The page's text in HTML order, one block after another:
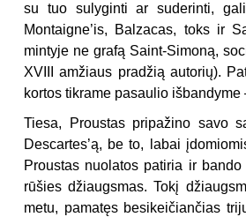
su tuo sulyginti ar suderinti,
Montaigne’is, Balzacas, toks ir
mintyje ne grafą Saint-Simoną,
XVIII amžiaus pradžią autorių).
kortos tikrame pasaulio
Tiesa, Proustas pripažino savo
Descartes’ą, be to, labai
Proustas nuolatos patiria ir
rūšies džiaugsmas. Tokį
metu, pamatęs besikeičiančias